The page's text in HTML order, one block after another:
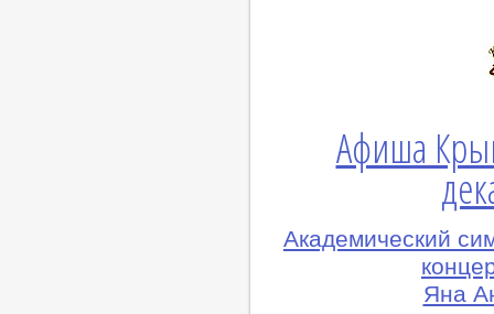
Афиша
Академический
Яна